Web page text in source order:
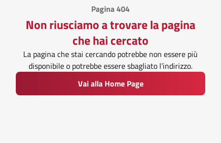
Pagina 404
Non riusciamo a trovare la pagina
che hai cercato
La pagina che stai cercando potrebbe non essere più
disponibile o potrebbe essere sbagliato l’indirizzo.
Vai alla Home Page